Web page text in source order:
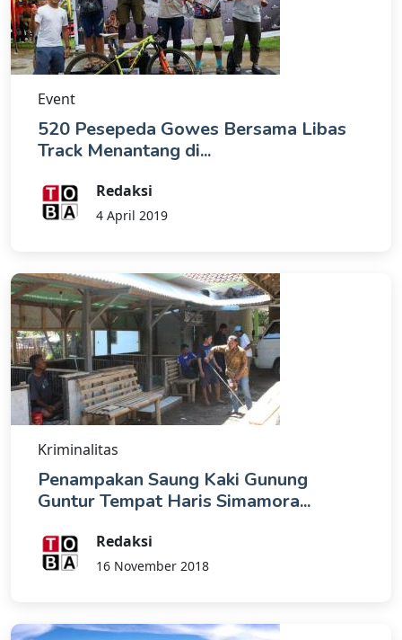
Event
520 Pesepeda Gowes Bersama Libas
Track Menantang di...
Redaksi
4 April 2019
Kriminalitas
Penampakan Saung Kaki Gunung
Guntur Tempat Haris Simamora...
Redaksi
16 November 2018